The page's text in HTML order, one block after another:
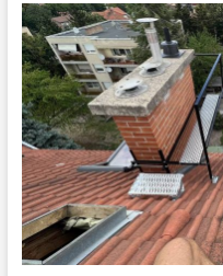
t
ö
z
t
e
t
é
s
i
s
z
o
k
á